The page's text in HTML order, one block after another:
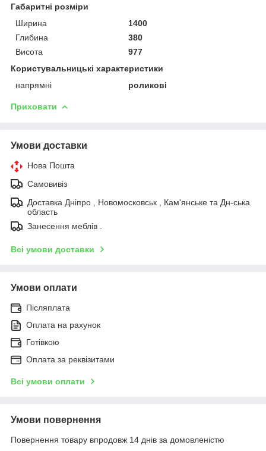
Габаритні розміри
Ширина
1400
Глибина
380
Висота
977
Користувальницькі характеристики
напрямні
роликові
Приховати
Умови доставки
Нова Пошта
Самовивіз
Доставка Дніпро , Новомосковськ , Кам'янське та Дн-ська
область
Занесення меблів .
Всі умови доставки
Умови оплати
Післяплата
Оплата на рахунок
Готівкою
Оплата за реквізитами
Всі умови оплати
Умови повернення
Повернення товару впродовж 14 днів за домовленістю